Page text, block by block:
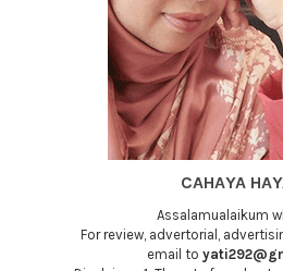
CAHAYA
Assalamualaikum
For review, advertorial,
email to